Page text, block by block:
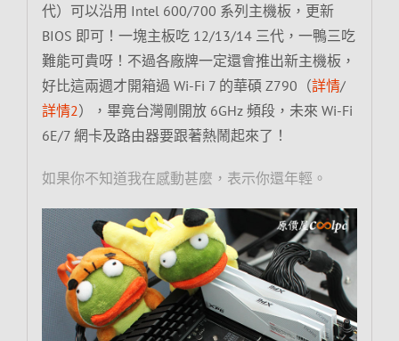
代）可以沿用 Intel 600/700 系列主機板，更新
BIOS 即可！一塊主板吃 12/13/14 三代，一鴨三吃
難能可貴呀！不過各廠牌一定還會推出新主機板，
好比這兩週才開箱過 Wi-Fi 7 的華碩 Z790（詳情/
詳情2），畢竟台灣剛開放 6GHz 頻段，未來 Wi-Fi
6E/7 網卡及路由器要跟著熱鬧起來了！
如果你不知道我在感動甚麼，表示你還年輕。